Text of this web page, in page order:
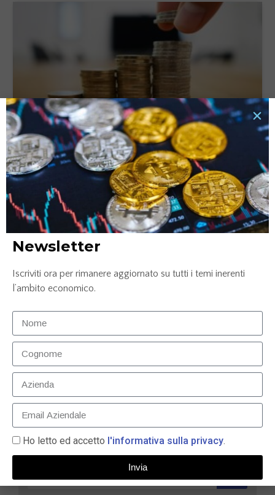
Tassi di interesse e rata del prestito: quali sono le
connessioni e cosa valutare?
6 Ottobre 2025
LEGGI TUTTO »
Carta prepagata N26: la soluzione smart per gestire
9 Maggio 2025
Newsletter
Iscriviti ora per rimanere aggiornato su tutti i temi inerenti
l’ambito economico.
Ho letto ed accetto l'informativa sulla privacy.
Invia